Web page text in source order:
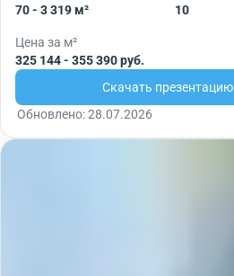
70 - 3 319 м²
10
Цена за м²
325 144 - 355 390 руб.
Скачать презентацию
Обновлено: 28.07.2026